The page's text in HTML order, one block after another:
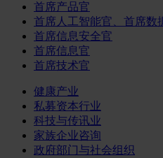
首席产品官
首席人工智能官、首席数
首席信息安全官
首席信息官
首席技术官
健康产业
私募资本行业
科技与传讯业
家族企业咨询
政府部门与社会组织